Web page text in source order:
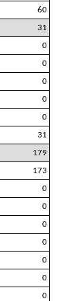
60
31
0
0
0
0
0
31
179
173
0
0
0
0
0
0
0